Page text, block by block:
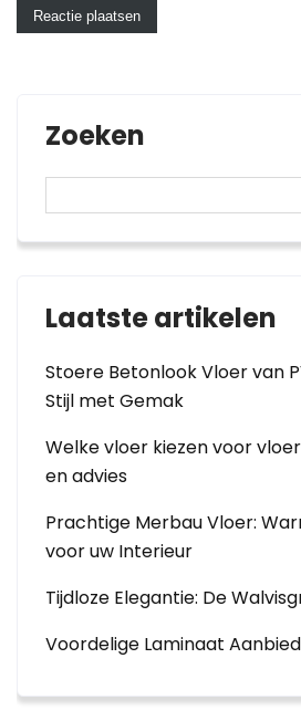
Zoeken
Laatste artikelen
Stoere Betonlook Vloer van
Stijl met Gemak
Welke vloer kiezen voor
en advies
Prachtige Merbau Vloer:
voor uw Interieur
Tijdloze Elegantie: De
Voordelige Laminaat